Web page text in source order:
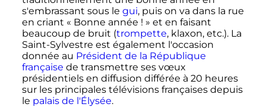
s'embrassant sous le gui, puis on va dans la rue
en criant « Bonne année ! » et en faisant
beaucoup de bruit (trompette, klaxon, etc.). La
Saint-Sylvestre est également l'occasion
donnée au Président de la République
française de transmettre ses vœux
présidentiels en diffusion différée à 20 heures
sur les principales télévisions françaises depuis
le palais de l'Élysée.